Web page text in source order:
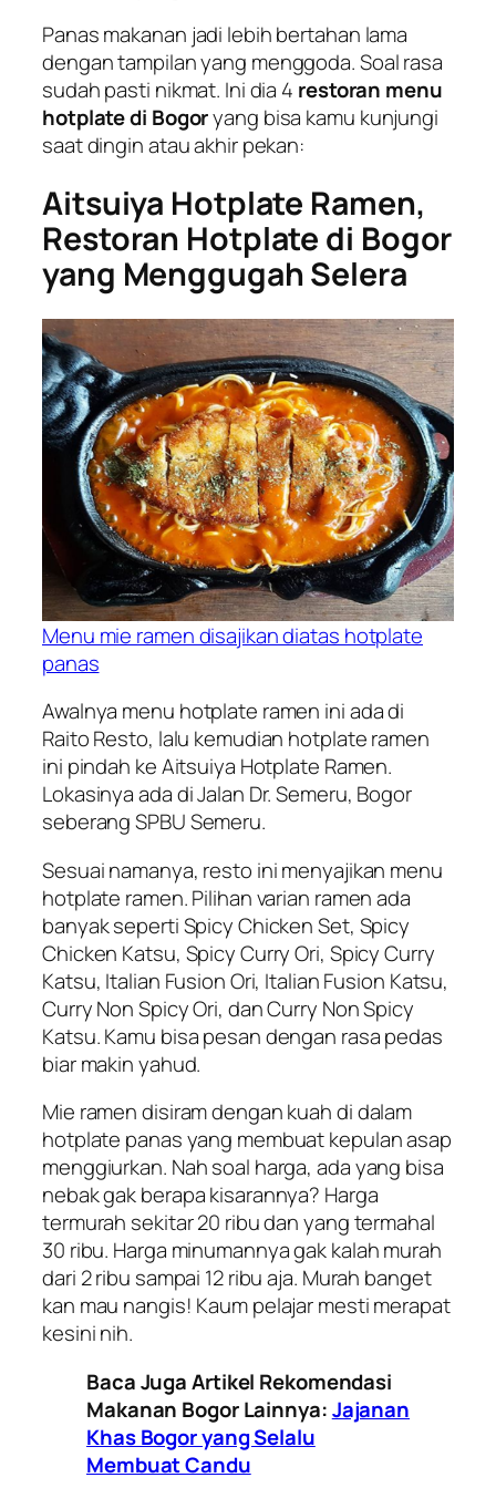
Panas makanan jadi lebih bertahan lama
dengan tampilan yang menggoda. Soal rasa
sudah pasti nikmat. Ini dia 4 restoran menu
hotplate di Bogoryang bisa kamu kunjungi
saat dingin atau akhir pekan:
Aitsuiya Hotplate Ramen,
Restoran Hotplate di Bogor
yang Menggugah Selera
Menu mie ramen disajikan diatas hotplate
panas
Awalnya menu hotplate ramen ini ada di
Raito Resto, lalu kemudian hotplate ramen
ini pindah ke Aitsuiya Hotplate Ramen.
Lokasinya ada di Jalan Dr. Semeru, Bogor
seberang SPBU Semeru.
Sesuai namanya, resto ini menyajikan menu
hotplate ramen. Pilihan varian ramen ada
banyak seperti Spicy Chicken Set, Spicy
Chicken Katsu, Spicy Curry Ori, Spicy Curry
Katsu, Italian Fusion Ori, Italian Fusion Katsu,
Curry Non Spicy Ori, dan Curry Non Spicy
Katsu. Kamu bisa pesan dengan rasa pedas
biar makin yahud.
Mie ramen disiram dengan kuah di dalam
hotplate panas yang membuat kepulan asap
menggiurkan. Nah soal harga, ada yang bisa
nebak gak berapa kisarannya? Harga
termurah sekitar 20 ribu dan yang termahal
30 ribu. Harga minumannya gak kalah murah
dari 2 ribu sampai 12 ribu aja. Murah banget
kan mau nangis! Kaum pelajar mesti merapat
kesini nih.
Baca Juga Artikel Rekomendasi
Makanan Bogor Lainnya:Jajanan
Khas Bogor yang Selalu
Membuat Candu